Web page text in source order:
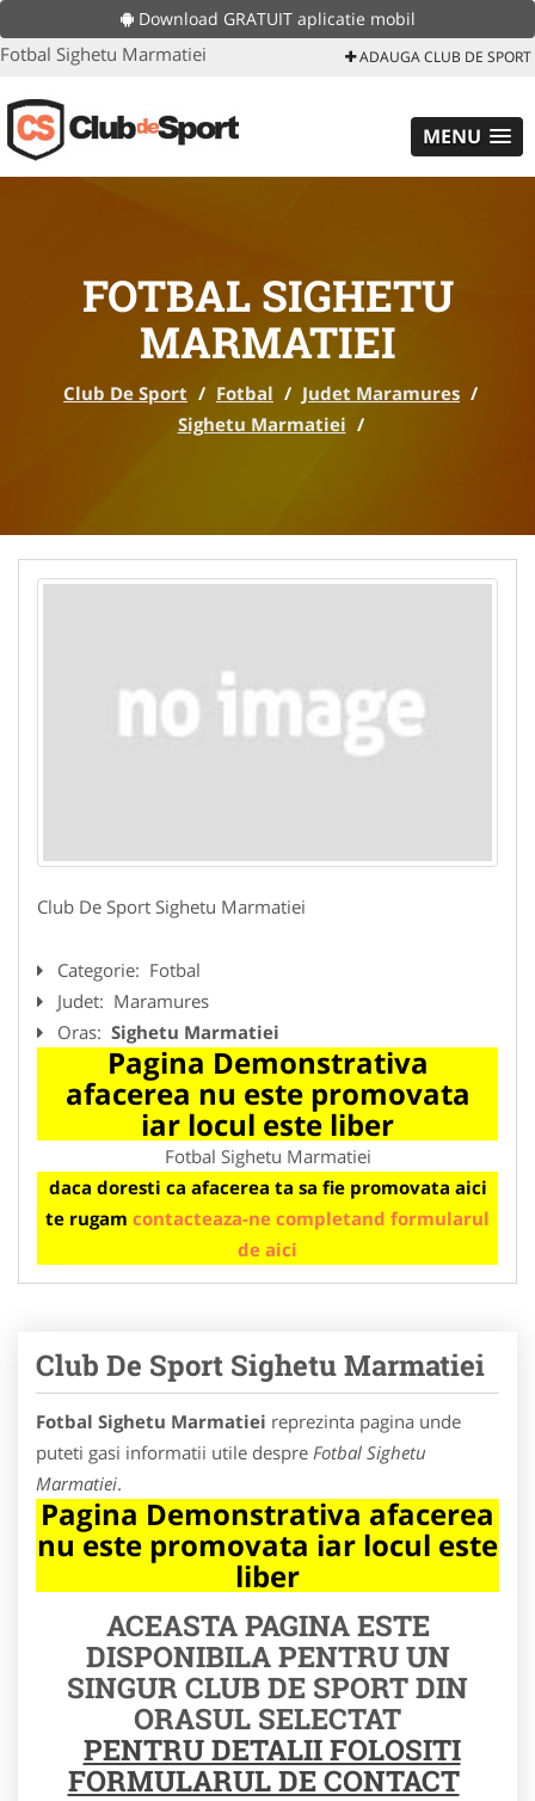
Download GRATUIT aplicatie mobil
Fotbal Sighetu Marmatiei ADAUGA CLUB DE SPORT
MENU
FOTBAL SIGHETU
MARMATIEI
Club De Sport / Fotbal / Judet Maramures /
Sighetu Marmatiei /
Club De Sport Sighetu Marmatiei
Categorie: Fotbal
Judet: Maramures
Oras: Sighetu Marmatiei
Pagina Demonstrativa
afacerea nu este promovata
iar locul este liber
Fotbal Sighetu Marmatiei
daca doresti ca afacerea ta sa fie promovata aici
te rugam contacteaza-ne completand formularul
de aici
Club De Sport Sighetu Marmatiei
Fotbal Sighetu Marmatiei reprezinta pagina unde
puteti gasi informatii utile despre Fotbal Sighetu
Marmatiei.
Pagina Demonstrativa afacerea
nu este promovata iar locul este
liber
ACEASTA PAGINA ESTE
DISPONIBILA PENTRU UN
SINGUR CLUB DE SPORT DIN
ORASUL SELECTAT
PENTRU DETALII FOLOSITI
FORMULARUL DE CONTACT